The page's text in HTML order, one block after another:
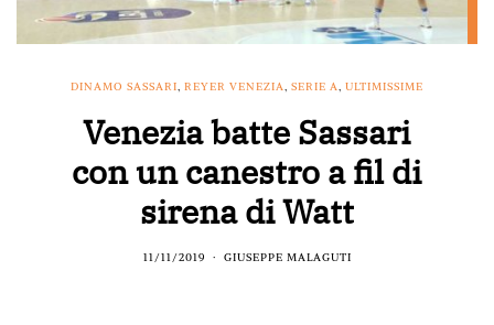
DINAMO SASSARI, REYER VENEZIA, SERIE A, ULTIMISSIME
Venezia batte Sassari
con un canestro a fil di
sirena di Watt
11/11/2019 GIUSEPPE MALAGUTI